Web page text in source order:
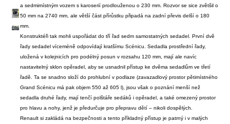
a sedmimístným vozem s karoserií prodlouženou o 230 mm. Rozvor se sice zvětšil o
50 mm na 2740 mm, ale větší část přírůstku připadá na zadní převis delší o 180
mm.
Konstruktéři tak mohli uspořádat do tří řad sedm samostatných sedadel. První dvě
řady sedadel víceméně odpovídají kratšímu Scénicu. Sedadla prostřední řady,
uložená v kolejnicích pro podélný posun v rozsahu 120 mm, mají ale navíc
nastavitelný sklon opěradel, aby se usnadnil přístup ke dvěma sedadlům ve třetí
řadě. Ta se snadno složí do prohlubní v podlaze (zavazadlový prostor pětimístného
Grand Scénicu má pak objem 550 až 605 l), jsou však o poznání menší než
sedadla druhé řady, mají tenčí polštáře sedáků i opěradel, a také omezený prostor
pro hlavu a nohy, jenž je předurčuje pro přepravu dětí – nikoli dospělých.
Renault si zakládá na bezpečnosti a tento příkladný přístup je patrný i v malých